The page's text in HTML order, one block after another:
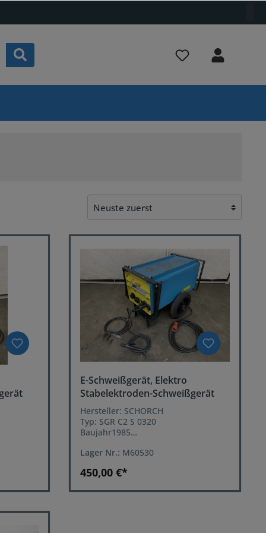
E-Schweißgerät, Elektro
Stabelektroden-Schweißgerät
Hersteller: SCHORCH
Typ: SGR C2 S 0320
Baujahr1985
Leistungseinstellung: stufenlos
Amp. Stecker
Lager Nr.: M60530
450,00 €*